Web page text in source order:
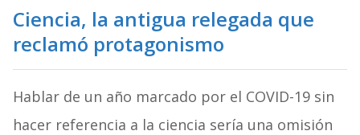
Ciencia, la antigua relegada que
reclamó protagonismo
Hablar de un año marcado por el COVID-19 sin
hacer referencia a la ciencia sería una omisión